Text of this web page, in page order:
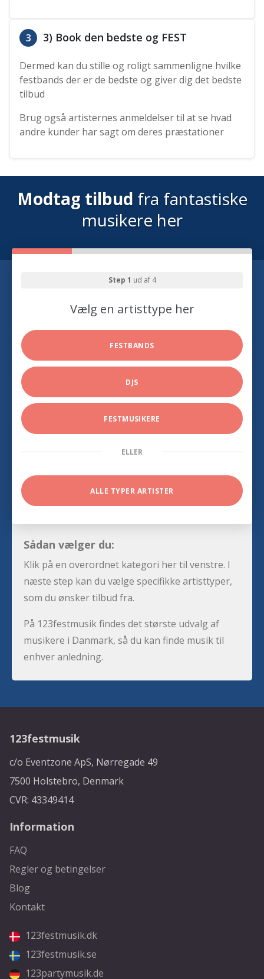
3 3) Book den bedste og FEST
Dermed kan du stille og roligt sammenligne hvilke
festbands der er de bedste og giver dig det bedste
tilbud
Brug også artisternes anmeldelser til at se hvad
andre kunder har sagt om deres præstationer
Modtag tilbud fra fantastiske
musikere her
Step 1 ud af 4
Vælg en artisttype her
FESTBANDS
DJS
FESTMUSIKERE
ELLER
ALLE TYPER ARTISTER
Sådan vælger du:
Klik på en overordnet kategori her til venstre. I
næste step kan du vælge specifikke artisttyper,
som du ønsker tilbud fra.
På 123festmusik findes det største udvalg af
musikere i Danmark, så du kan finde musik til
enhver anledning.
123festmusik
c/o Eventzone ApS, Nørregade 49
7500 Holstebro, Denmark
CVR: 43349414
Information
FAQ
Regler og betingelser
Blog
Kontakt
123festmusik.dk
123festmusik.se
123partymusik.de